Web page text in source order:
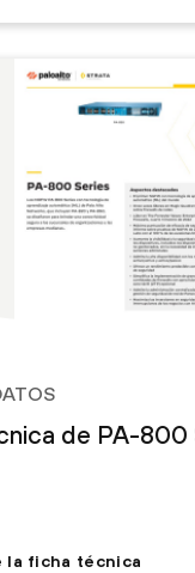
de PA-800
la ficha técnica